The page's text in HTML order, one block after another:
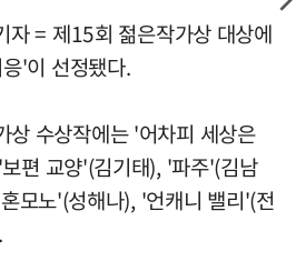
자 = 제15회 젊은작가상 대상에
'이 선정됐다.
상 수상작에는 '어차피 세상은
편 교양'(김기태), '파주'(김남
모노'(성해나), '언캐니 밸리'(전